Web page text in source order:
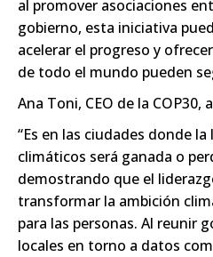
al promover asociaciones
gobierno, esta iniciativa
acelerar el progreso y
de todo el mundo pueden
Ana Toni, CEO de la COP30,
“Es en las ciudades donde
climáticos será ganada o
demostrando que el
transformar la ambición
para las personas. Al reunir
locales en torno a datos